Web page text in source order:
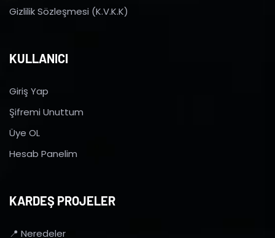
Gizlilik Sözleşmesi (K.V.K.K)
KULLANICI
Giriş Yap
Şifremi Unuttum
Üye OL
Hesab Panelim
KARDEŞ PROJELER
📍 Neredeler